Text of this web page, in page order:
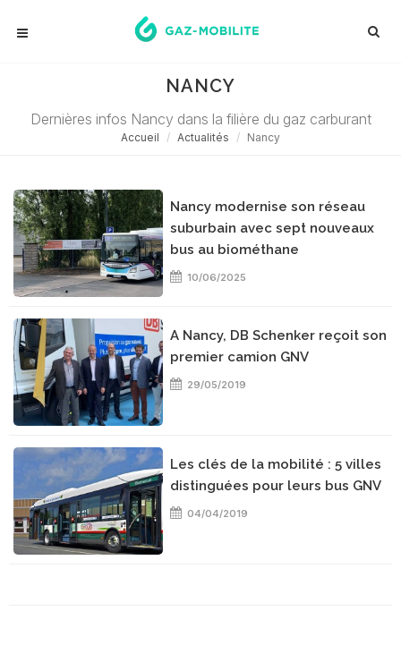
NANCY
Dernières infos Nancy dans la filière du gaz carburant
Accueil Actualités Nancy
Nancy modernise son réseau
suburbain avec sept nouveaux
bus au biométhane
10/06/2025
A Nancy, DB Schenker reçoit son
premier camion GNV
29/05/2019
Les clés de la mobilité : 5 villes
distinguées pour leurs bus GNV
04/04/2019